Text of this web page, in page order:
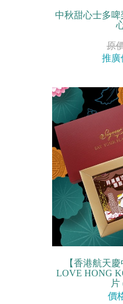
中秋甜心士多啤
原
推廣
【香港航天
LOVE HONG
片
價